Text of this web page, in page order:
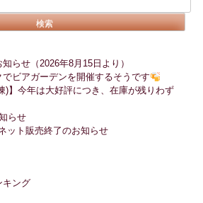
らせ（2026年8月15日より）
ビアガーデンを開催するそうです
)】今年は大好評につき、在庫が残りわず
らせ
ット販売終了のお知らせ
キング